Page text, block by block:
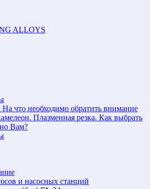
ALLOYS
На что необходимо обратить внимание
Плазменная резка. Как выбрать
Вам?
и насосных станций